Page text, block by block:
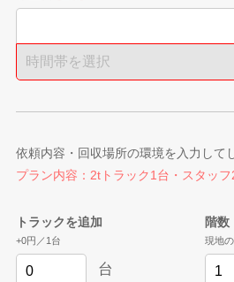
依頼内容・回収場所の環境を入力して
プラン内容：2tトラック1台・スタッフ
トラックを追加
+0円／1台
台
階数
現地
2026.8
2
3 4 5
9
10 11 12
23
24 25 26